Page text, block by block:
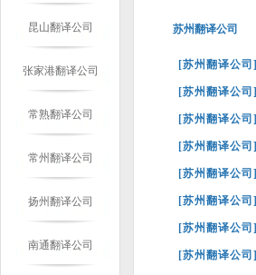
苏州翻译公司
[苏州翻译公司]
[苏州翻译公司]
[苏州翻译公司]
[苏州翻译公司]
[苏州翻译公司]
[苏州翻译公司]
[苏州翻译公司]
[苏州翻译公司]
昆山翻译公司
张家港翻译公司
常熟翻译公司
常州翻译公司
扬州翻译公司
南通翻译公司